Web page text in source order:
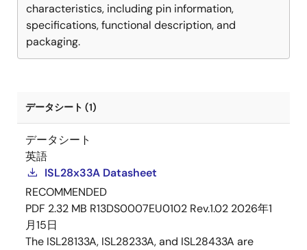
characteristics, including pin information,
specifications, functional description, and
packaging.
データシート (1)
データシート
英語
ISL28x33A Datasheet
RECOMMENDED
PDF 2.32 MB R13DS0007EU0102 Rev.1.02 2026年1
月15日
The ISL28133A, ISL28233A, and ISL28433A are